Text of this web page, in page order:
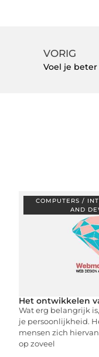
VORIG
Voel je
COMPUTERS /
AND
Het ontwikkelen
Wat erg belangrijk
je persoonlijkheid.
mensen zich
op zoveel